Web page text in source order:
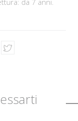
da 7 anni.